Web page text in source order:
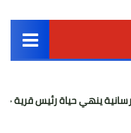
مصرقرية «ناهيا»